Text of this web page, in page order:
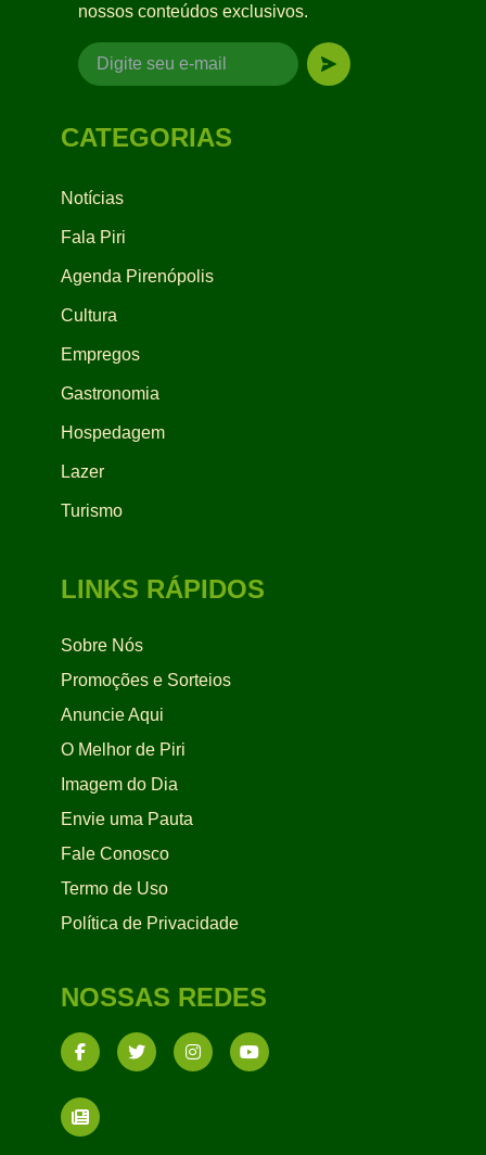
nossos conteúdos exclusivos.
CATEGORIAS
Notícias
Fala Piri
Agenda Pirenópolis
Cultura
Empregos
Gastronomia
Hospedagem
Lazer
Turismo
LINKS RÁPIDOS
Sobre Nós
Promoções e Sorteios
Anuncie Aqui
O Melhor de Piri
Imagem do Dia
Envie uma Pauta
Fale Conosco
Termo de Uso
Política de Privacidade
NOSSAS REDES